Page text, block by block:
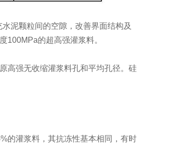
泥颗粒间的空隙，改善界面结构及
100MPa的超高强灌浆料。
高强无收缩灌浆料孔和平均孔径。硅
的灌浆料，其抗冻性基本相同，有时